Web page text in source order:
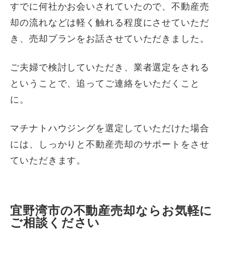
すでに何社かお会いされていたので、不動産売
却の流れなどは軽く触れる程度にさせていただ
き、売却プランをお話させていただきました。
ご夫婦で検討していただき、業者選定をされる
ということで、追ってご連絡をいただくこと
に。
マチナトハウジングを選定していただけた場合
には、しっかりと不動産売却のサポートをさせ
ていただきます。
宜野湾市の不動産売却ならお気軽に
ご相談ください